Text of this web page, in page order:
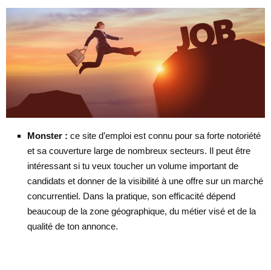
Monster : ce site d’emploi est connu pour sa forte notoriété
et sa couverture large de nombreux secteurs. Il peut être
intéressant si tu veux toucher un volume important de
candidats et donner de la visibilité à une offre sur un marché
concurrentiel. Dans la pratique, son efficacité dépend
beaucoup de la zone géographique, du métier visé et de la
qualité de ton annonce.